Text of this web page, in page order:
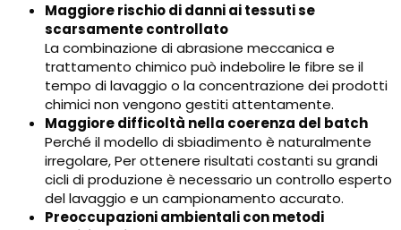
Maggiore rischio di danni ai tessuti se
scarsamente controllato
La combinazione di abrasione meccanica e
trattamento chimico può indebolire le fibre se il
tempo di lavaggio o la concentrazione dei prodotti
chimici non vengono gestiti attentamente.
Maggiore difficoltà nella coerenza del batch
Perché il modello di sbiadimento è naturalmente
irregolare, Per ottenere risultati costanti su grandi
cicli di produzione è necessario un controllo esperto
del lavaggio e un campionamento accurato.
Preoccupazioni ambientali con metodi